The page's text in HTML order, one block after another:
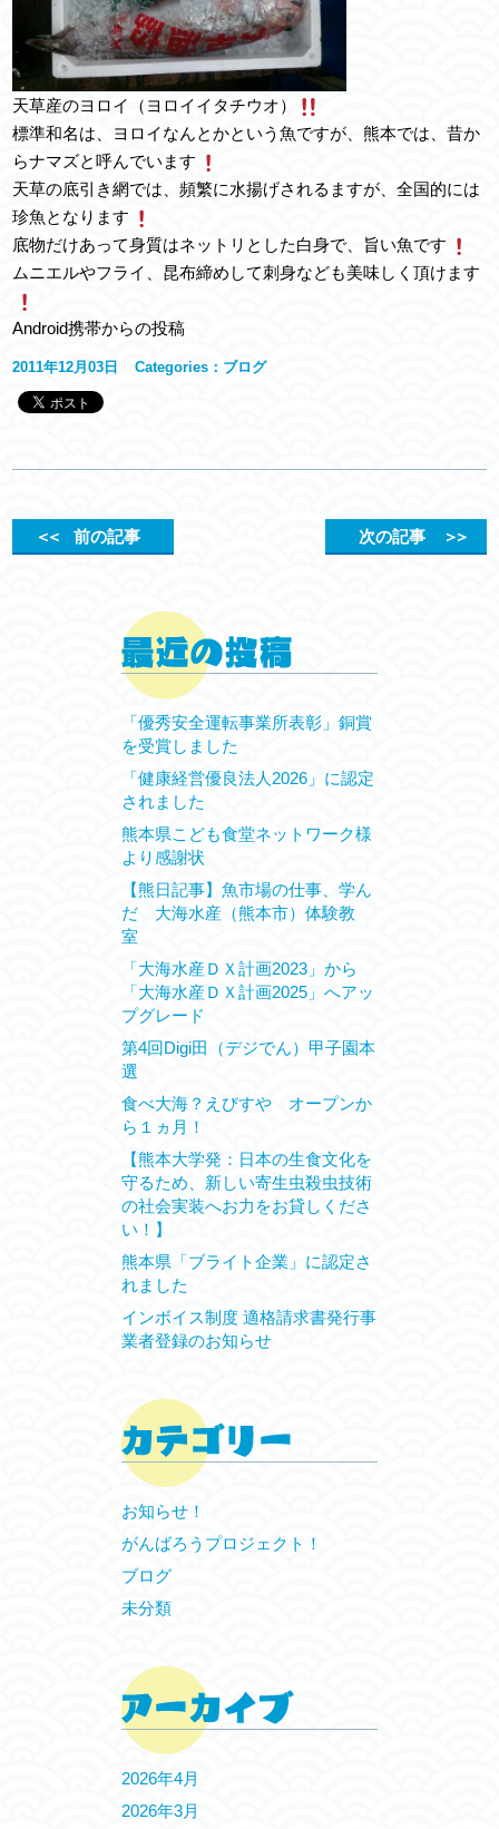
天草産のヨロイ（ヨロイイタチウオ）
標準和名は、ヨロイなんとかという魚ですが、熊本では、昔か
らナマズと呼んでいます
天草の底引き網では、頻繁に水揚げされるますが、全国的には
珍魚となります
底物だけあって身質はネットリとした白身で、旨い魚です
ムニエルやフライ、昆布締めして刺身なども美味しく頂けます
Android携帯からの投稿
2011年12月03日 Categories： ブログ
＜＜前の記事 次の記事 ＞＞
「優秀安全運転事業所表彰」銅賞
を受賞しました
「健康経営優良法人2026」に認定
されました
熊本県こども食堂ネットワーク様
より感謝状
【熊日記事】魚市場の仕事、学ん
だ 大海水産（熊本市）体験教
室
「大海水産ＤＸ計画2023」から
「大海水産ＤＸ計画2025」へアッ
プグレード
第4回Digi田（デジでん）甲子園本
選
食べ大海？えびすや オープンか
ら１ヵ月！
【熊本大学発：日本の生食文化を
守るため、新しい寄生虫殺虫技術
の社会実装へお力をお貸しくださ
い！】
熊本県「ブライト企業」に認定さ
れました
インボイス制度 適格請求書発行事
業者登録のお知らせ
お知らせ！
がんばろうプロジェクト！
ブログ
未分類
2026年4月
2026年3月